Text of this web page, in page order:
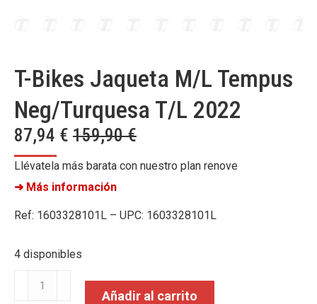
T-Bikes Jaqueta M/L Tempus
Neg/Turquesa T/L 2022
87,94 € 159,90€
Llévatela más barata con nuestro plan renove
➜ Más información
Ref: 1603328101L – UPC: 1603328101L
4 disponibles
Añadir al carrito